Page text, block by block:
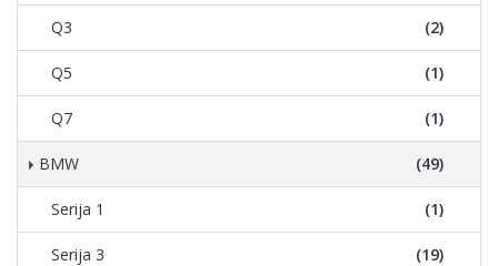
Q3 (2)
Q5 (1)
Q7 (1)
BMW (49)
Serija 1 (1)
Serija 3 (19)